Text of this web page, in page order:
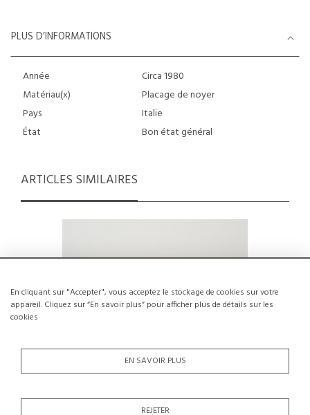
En cliquant sur "Accepter", vous acceptez le stockage de cookies sur votre
appareil. Cliquez sur “En savoir plus” pour afficher plus de détails sur les
cookies
EN SAVOIR PLUS
REJETER
PLUS D’INFORMATIONS
Année
Circa 1980
Matériau(x)
Placage de noyer
Pays
Italie
État
Bon état général
ARTICLES SIMILAIRES